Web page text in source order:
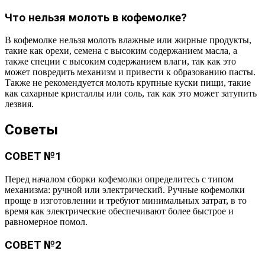
Что нельзя молоть в кофемолке?
В кофемолке нельзя молоть влажные или жирные продукты,
такие как орехи, семена с высоким содержанием масла, а
также специи с высоким содержанием влаги, так как это
может повредить механизм и привести к образованию пасты.
Также не рекомендуется молоть крупные куски пищи, такие
как сахарные кристаллы или соль, так как это может затупить
лезвия.
Советы
СОВЕТ №1
Перед началом сборки кофемолки определитесь с типом
механизма: ручной или электрический. Ручные кофемолки
проще в изготовлении и требуют минимальных затрат, в то
время как электрические обеспечивают более быстрое и
равномерное помол.
СОВЕТ №2